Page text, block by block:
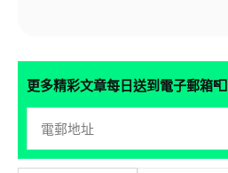
更多精彩文章每日送到電子郵箱📮